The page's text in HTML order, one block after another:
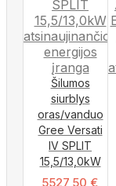
Šilumos
siurblys
oras/vanduo
Gree Versati
IV SPLIT
15,5/13,0kW
5527,50 €